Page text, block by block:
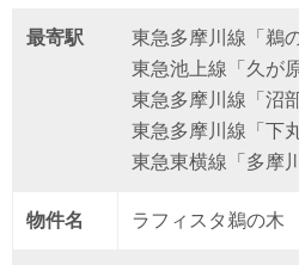
最寄駅
東急多摩川線「鵜
東急池上線「久が
東急多摩川線「沼
東急多摩川線「下
東急東横線「多摩
物件名 ラフィスタ鵜の木